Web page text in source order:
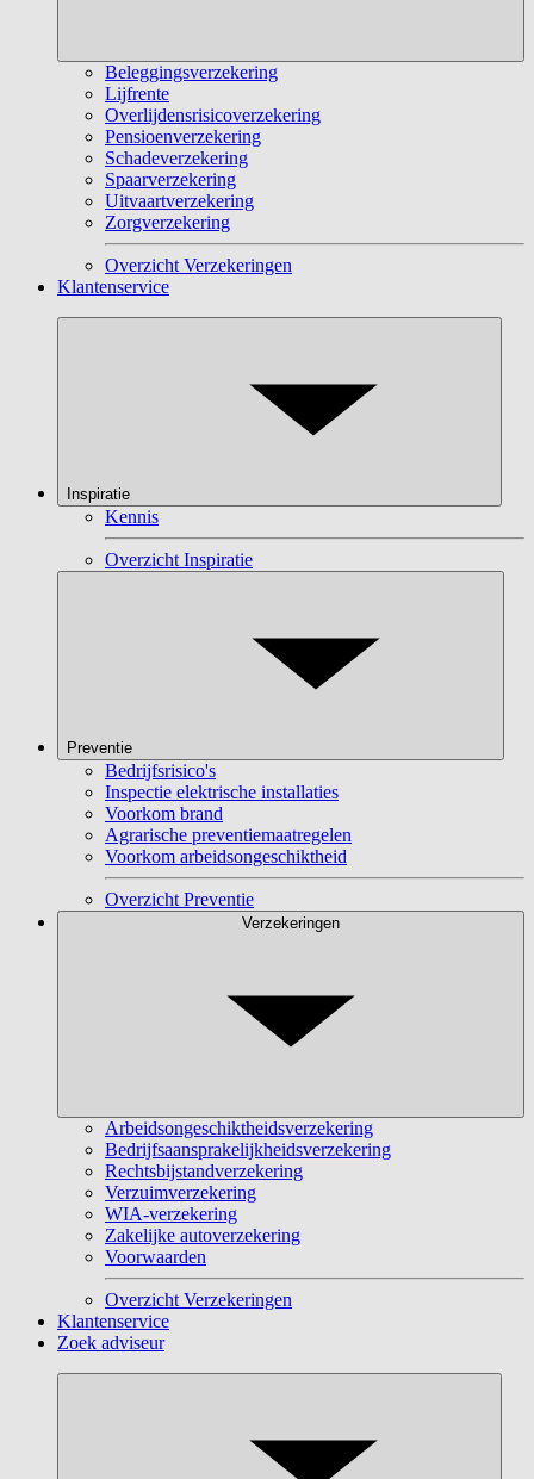
Beleggingsverzekering
Lijfrente
Overlijdensrisicoverzekering
Pensioenverzekering
Schadeverzekering
Spaarverzekering
Uitvaartverzekering
Zorgverzekering
Overzicht Verzekeringen
Klantenservice
Inspiratie
Kennis
Overzicht Inspiratie
Preventie
Bedrijfsrisico's
Inspectie elektrische installaties
Voorkom brand
Agrarische preventiemaatregelen
Voorkom arbeidsongeschiktheid
Overzicht Preventie
Verzekeringen
Arbeidsongeschiktheidsverzekering
Bedrijfsaansprakelijkheidsverzekering
Rechtsbijstandverzekering
Verzuimverzekering
WIA-verzekering
Zakelijke autoverzekering
Voorwaarden
Overzicht Verzekeringen
Klantenservice
Zoek adviseur